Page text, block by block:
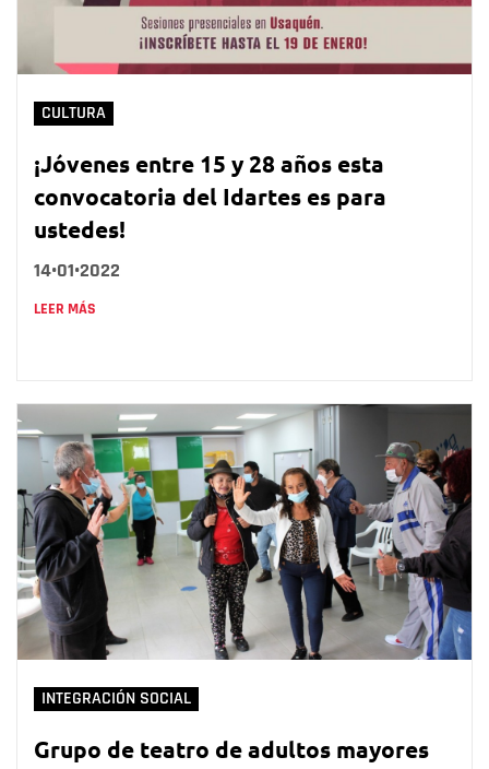
CULTURA
¡Jóvenes entre 15 y 28 años esta
convocatoria del Idartes es para
ustedes!
14•01•2022
LEER MÁS
INTEGRACIÓN SOCIAL
Grupo de teatro de adultos mayores